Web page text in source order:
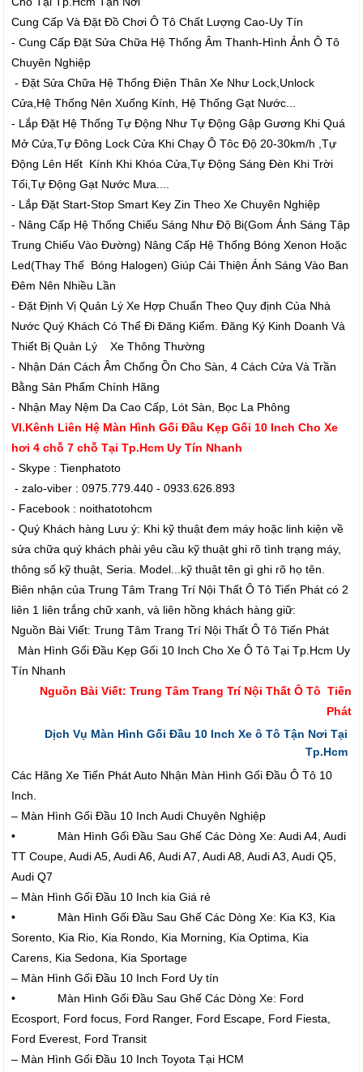
Cung Cấp Và Đặt Đồ Chơi Ô Tô Chất Lượng Cao-Uy Tín
- Cung Cấp Đặt Sửa Chữa Hệ Thống Âm Thanh-Hình Ảnh Ô Tô
Chuyên Nghiệp
- Đặt Sửa Chữa Hệ Thống Điện Thân Xe Như Lock,Unlock
Cửa,Hệ Thống Nên Xuống Kính, Hệ Thống Gạt Nước...
- Lắp Đặt Hệ Thống Tự Động Như Tự Động Gập Gương Khi Quá
Mở Cửa,Tự Đông Lock Cửa Khi Chạy Ô Tôc Độ 20-30km/h ,Tự
Động Lên Hết Kính Khi Khóa Cửa,Tự Động Sáng Đèn Khi Trời
Tối,Tự Động Gạt Nước Mưa....
- Lắp Đặt Start-Stop Smart Key Zin Theo Xe Chuyên Nghiệp
- Nâng Cấp Hệ Thống Chiếu Sáng Như Độ Bi(Gom Ánh Sáng Tập
Trung Chiếu Vào Đường) Nâng Cấp Hệ Thống Bóng Xenon Hoặc
Led(Thay Thế Bóng Halogen) Giúp Cải Thiện Ánh Sáng Vào Ban
Đêm Nên Nhiều Lần
- Đặt Định Vị Quản Lý Xe Hợp Chuẩn Theo Quy định Của Nhà
Nước Quý Khách Có Thể Đi Đăng Kiểm. Đăng Ký Kinh Doanh Và
Thiết Bị Quản Lý Xe Thông Thường
- Nhận Dán Cách Âm Chống Ồn Cho Sàn, 4 Cách Cửa Và Trần
Bằng Sản Phẩm Chính Hãng
- Nhận May Nệm Da Cao Cấp, Lót Sàn, Bọc La Phông
VI.Kênh Liên Hệ Màn Hình Gối Đầu Kẹp Gối 10 Inch Cho Xe
hơi 4 chỗ 7 chỗ Tại Tp.Hcm Uy Tín Nhanh
- Skype : Tienphatoto
- zalo-viber : 0975.779.440 - 0933.626.893
- Facebook : noithatotohcm
- Quý Khách hàng Lưu ý: Khi kỹ thuật đem máy hoặc linh kiện về
sửa chữa quý khách phải yêu cầu kỹ thuật ghi rõ tình trạng máy,
thông số kỹ thuật, Seria. Model...kỹ thuật tên gì ghi rõ họ tên.
Biên nhận của Trung Tâm Trang Trí Nội Thất Ô Tô Tiến Phát có 2
liên 1 liên trắng chữ xanh, và liên hồng khách hàng giữ:
Nguồn Bài Viết: Trung Tâm Trang Trí Nội Thất Ô Tô Tiến Phát
Màn Hình Gối Đầu Kẹp Gối 10 Inch Cho Xe Ô Tô Tại Tp.Hcm Uy
Tín Nhanh
Nguồn Bài Viết: Trung Tâm Trang Trí Nội Thất Ô Tô Tiến
Phát
Dịch Vụ Màn Hình Gối Đầu 10 Inch Xe ô Tô Tận Nơi Tại
Tp.Hcm
Các Hãng Xe Tiến Phát Auto Nhận Màn Hình Gối Đầu Ô Tô 10
Inch.
– Màn Hình Gối Đầu 10 Inch Audi Chuyên Nghiệp
• Màn Hình Gối Đầu Sau Ghế Các Dòng Xe: Audi A4, Audi
TT Coupe, Audi A5, Audi A6, Audi A7, Audi A8, Audi A3, Audi Q5,
Audi Q7
– Màn Hình Gối Đầu 10 Inch kia Giá rẻ
• Màn Hình Gối Đầu Sau Ghế Các Dòng Xe: Kia K3, Kia
Sorento, Kia Rio, Kia Rondo, Kia Morning, Kia Optima, Kia
Carens, Kia Sedona, Kia Sportage
– Màn Hình Gối Đầu 10 Inch Ford Uy tín
• Màn Hình Gối Đầu Sau Ghế Các Dòng Xe: Ford
Ecosport, Ford focus, Ford Ranger, Ford Escape, Ford Fiesta,
Ford Everest, Ford Transit
– Màn Hình Gối Đầu 10 Inch Toyota Tại HCM